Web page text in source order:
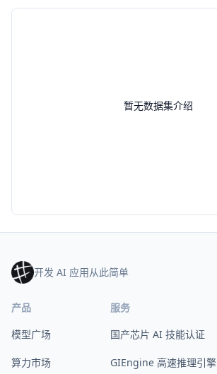
暂无数据集介绍
开发 AI 应用从此简单
产品
模型广场
算力市场
服务
国产芯片 AI 技能认证
GIEngine 高速推理引擎